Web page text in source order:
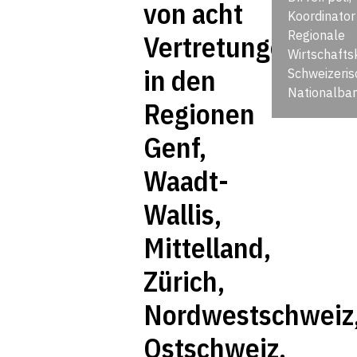
von acht
Vertretungen
in den
Regionen
Genf,
Waadt-
Wallis,
Mittelland,
Zürich,
Ostschweiz,
Koordinator
Regionale